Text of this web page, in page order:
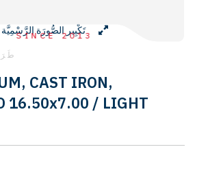
SINCE 2013
تَكْبِير الصُّورَة الرَّسْمِيَّة
CAST IRON,
16.50x7.00 / LIGHT